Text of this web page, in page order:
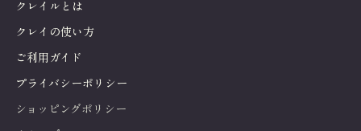
クレイルとは
クレイの使い方
ご利用ガイド
プライバシーポリシー
ショッピングポリシー